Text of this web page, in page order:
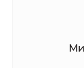
Ми